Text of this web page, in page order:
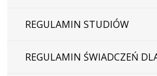
REGULAMIN STUDIÓW
REGULAMIN ŚWIADCZEŃ